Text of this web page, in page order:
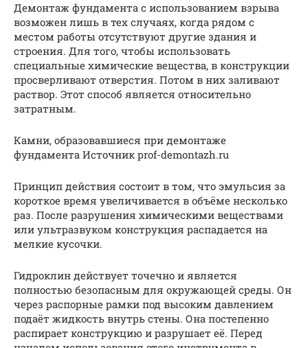
Демонтаж фундамента с использованием взрыва
возможен лишь в тех случаях, когда рядом с
местом работы отсутствуют другие здания и
строения. Для того, чтобы использовать
специальные химические вещества, в конструкции
просверливают отверстия. Потом в них заливают
раствор. Этот способ является относительно
затратным.
Камни, образовавшиеся при демонтаже
фундамента Источник prof-demontazh.ru
Принцип действия состоит в том, что эмульсия за
короткое время увеличивается в объёме несколько
раз. После разрушения химическими веществами
или ультразвуком конструкция распадается на
мелкие кусочки.
Гидроклин действует точечно и является
полностью безопасным для окружающей среды. Он
через распорные рамки под высоким давлением
подаёт жидкость внутрь стены. Она постепенно
распирает конструкцию и разрушает её. Перед